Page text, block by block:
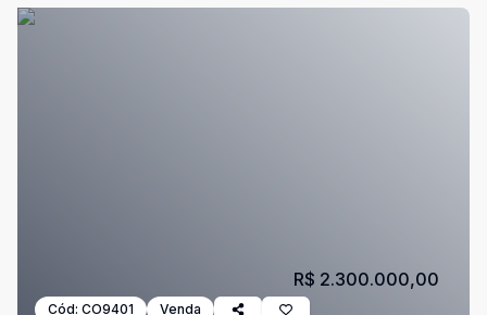
Cód: CO9401 Venda
R$ 2.300.000,00